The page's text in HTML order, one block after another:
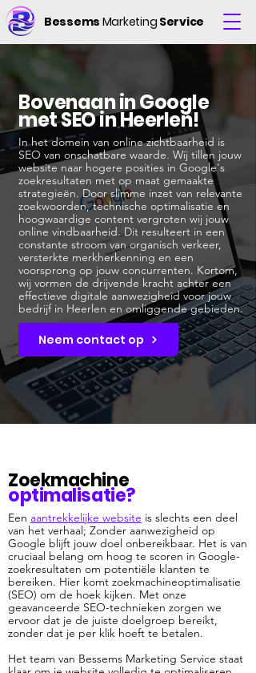
Bessems Marketing Service
Bovenaan in Google
met SEO in Heerlen!
In het domein van online zichtbaarheid is
SEO van onschatbare waarde. Wij tillen jouw
website naar hogere posities in Google's
zoekresultaten met op maat gemaakte
strategieën. Door slimme inzet van relevante
zoekwoorden, technische optimalisatie en
hoogwaardige content vergroten wij jouw
online vindbaarheid. Dit resulteert in een
constante stroom van organisch verkeer,
versterkte merkherkenning en een
voorsprong op jouw concurrenten. Kortom,
wij vormen de drijvende kracht achter een
effectieve digitale aanwezigheid voor jouw
bedrijf in Heerlen en omliggende gebieden.
Neem contact op
Zoekmachine
optimalisatie?
Een aantrekkelijke website is slechts een deel
van het verhaal; Zonder aanwezigheid op
Google blijft jouw doel onbereikbaar. Het is van
cruciaal belang om hoog te scoren in Google-
zoekresultaten om potentiële klanten te
bereiken. Hier komt zoekmachineoptimalisatie
(SEO) om de hoek kijken. Met onze
geavanceerde SEO-technieken zorgen we
ervoor dat je de juiste doelgroep bereikt,
zonder dat je per klik hoeft te betalen.
Het team van Bessems Marketing Service staat